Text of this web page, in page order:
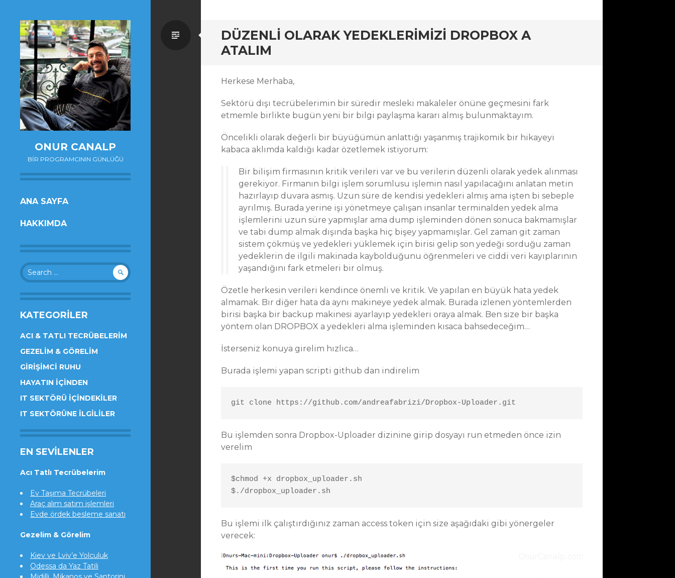
ONUR CANALP
BIR PROGRAMCININ GÜNLÜĞÜ
SKIP
CONTENT
ANA SAYFA
HAKKIMDA
Search
for:
KATEGORILER
ACI & TATLI TECRÜBELERIM
GEZELIM & GÖRELIM
GIRIŞIMCI RUHU
HAYATIN İÇINDEN
IT SEKTÖRÜ İÇINDEKILER
IT SEKTÖRÜNE İLGILILER
EN SEVILENLER
Acı Tatlı Tecrübelerim
Ev Taşıma Tecrübeleri
Araç alım satım işlemleri
Evde ördek besleme sanatı
Gezelim & Görelim
Kiev ve Lviv’e Yolculuk
Odessa da Yaz Tatili
DÜZENLI OLARAK YEDEKLERIMIZI DROPBOX A
ATALIM
Standard
Herkese Merhaba,
Sektörü dışı tecrübelerimin bir süredir mesleki makaleler önüne geçmesini fark
etmemle birlikte bugün yeni bir bilgi paylaşma kararı almış bulunmaktayım.
Öncelikli olarak değerli bir büyüğümün anlattığı yaşanmış trajikomik bir hikayeyi
kabaca aklımda kaldığı kadar özetlemek istiyorum:
Bir bilişim firmasının kritik verileri var ve bu verilerin düzenli olarak yedek alınması
gerekiyor. Firmanın bilgi işlem sorumlusu işlemin nasıl yapılacağını anlatan metin
hazırlayıp duvara asmış. Uzun süre de kendisi yedekleri almış ama işten bi sebeple
ayrılmış. Burada yerine işi yönetmeye çalışan insanlar terminalden yedek alma
işlemlerini uzun süre yapmışlar ama dump işleminden dönen sonuca bakmamışlar
ve tabi dump almak dışında başka hiç bişey yapmamışlar. Gel zaman git zaman
sistem çökmüş ve yedekleri yüklemek için birisi gelip son yedeği sorduğu zaman
yedeklerin de ilgili makinada kaybolduğunu öğrenmeleri ve ciddi veri kayıplarının
yaşandığını fark etmeleri bir olmuş.
Özetle herkesin verileri kendince önemli ve kritik. Ve yapılan en büyük hata yedek
almamak. Bir diğer hata da aynı makineye yedek almak. Burada izlenen yöntemlerden
birisi başka bir backup makinesi ayarlayıp yedekleri oraya almak. Ben size bir başka
yöntem olan DROPBOX a yedekleri alma işleminden kısaca bahsedeceğim…
İsterseniz konuya girelim hızlıca…
Burada işlemi yapan scripti github dan indirelim
git clone https://github.com/andreafabrizi/Dropbox-Uploader.git
Bu işlemden sonra Dropbox-Uploader dizinine girip dosyayı run etmeden önce izin
verelim
$chmod +x dropbox_uploader.sh
$./dropbox_uploader.sh
Bu işlemi ilk çalıştırdığınız zaman access token için size aşağıdaki gibi yönergeler
verecek: